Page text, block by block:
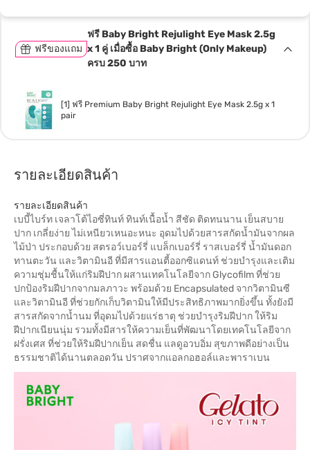
ฟรีของแถม
ฟรี Baby Bright Rejulight Eye Mask 2.5g
x 1 คู่ เมื่อซื้อ Baby Bright (Only Makeup)
ครบ 250 บาท
[1] ฟรี Premium Baby Bright Rejulight Eye Mask 2.5g x 1
pair
รายละเอียดสินค้า
รายละเอียดสินค้า
เบบี้ไบร์ท เจลาโต้ไอซี่ทินท์ ทินท์เนื้อน้ำ สีชัด ติดทนนาน เย็นสบาย
ปาก เกลี่ยง่าย ไม่เหนียวเหนอะหนะ อุดมไปด้วยสารสกัดน้ำมันจากผล
ไม้ป่า ประกอบด้วย สตรอว์เบอร์รี่ แบล็กเบอร์รี่ ราสเบอร์รี่ น้ำมันดอก
ทานตะวัน และวิตามินอี ที่มีสารแอนตี้ออกซิแดนท์ ช่วยบำรุงและเติม
ความชุ่มชื้นให้แก่ริมฝีปาก ผสานเทคโนโลยีจาก Glycofilm ที่ช่วย
ปกป้องริมฝีปากจากมลภาวะ พร้อมด้วย Encapsulated จากวิตามินซี
และวิตามินอี ที่ช่วยกักเก็บวิตามินให้มีประสิทธิภาพมากยิ่งขึ้น ทั้งยังมี
สารสกัดจากน้ำนม ที่อุดมไปด้วยแร่ธาตุ ช่วยบำรุงริมฝีปาก ให้ริม
ฝีปากเนียนนุ่ม รวมทั้งมีสารให้ความเย็นที่พัฒนาโดยเทคโนโลยีจาก
ฝรั่งเศส ที่ช่วยให้ริมฝีปากเย็น สดชื่น แลดูอวบอิ่ม สุขภาพดีอย่างเป็น
ธรรมชาติได้นานตลอดวัน ปราศจากแอลกอฮอล์และพาราเบน